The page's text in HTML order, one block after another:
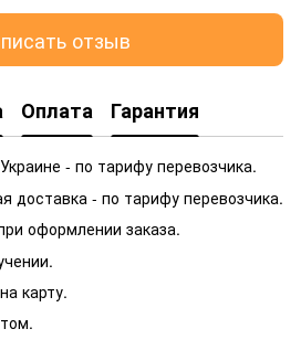
отзыв
Оплата Гарантия
- по тарифу перевозчика.
доставка - по тарифу перевозчика.
оформлении заказа.
карту.